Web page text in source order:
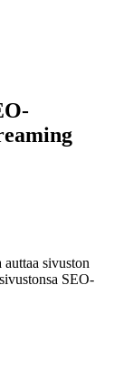
sivuston
SEO-